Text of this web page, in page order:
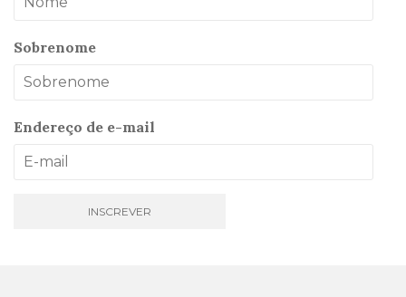
Sobrenome
Endereço de e-mail